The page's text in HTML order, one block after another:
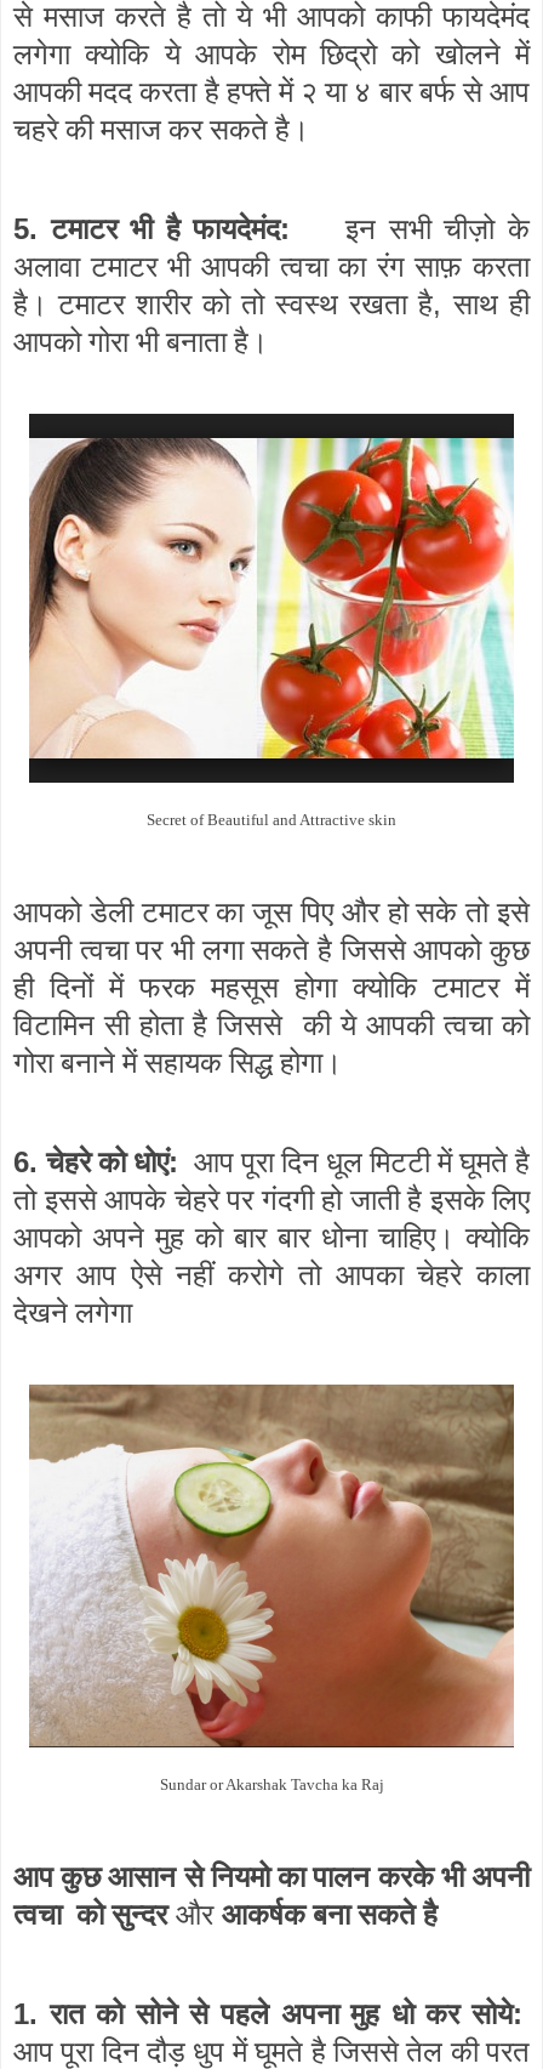
से मसाज करते है तो ये भी आपको काफी फायदेमंद
लगेगा क्योकि ये आपके रोम छिद्रो को खोलने में
आपकी मदद करता है हफ्ते में २ या ४ बार बर्फ से आप
चहरे की मसाज कर सकते है।
5. टमाटर भी है फायदेमंद:
इन सभी चीज़ो के
अलावा टमाटर भी आपकी त्वचा का रंग साफ़ करता
है। टमाटर शारीर को तो स्वस्थ रखता है,साथ ही
आपको गोरा भी बनाता है।
Secret of Beautiful and Attractive skin
आपको डेली टमाटर का जूस पिए और हो सके तो इसे
अपनी त्वचा पर भी लगा सकते है जिससे आपको कुछ
ही दिनों में फरक महसूस होगा क्योकि टमाटर में
विटामिन सी होता है जिससे
की ये आपकी त्वचा को
गोरा बनाने में सहायक सिद्ध होगा।
6.चेहरे को धोएं: आप पूरा दिन धूल मिटटी में घूमते है
तो इससे आपके चेहरे पर गंदगी हो जाती है इसके लिए
आपको अपने मुह को बार बार धोना चाहिए। क्योकि
अगर आप ऐसे नहीं करोगे तो आपका चेहरे काला
देखने लगेगा
Sundar or Akarshak Tavcha ka Raj
आप कुछ आसान से नियमो का पालन करके भी अपनी
त्वचा को सुन्दर और आकर्षकबना सकते है
1. रात को सोने से पहले अपना मुह धो कर सोये:
आप पूरा दिन दौड़ धुप में घूमते है जिससे तेल की परत